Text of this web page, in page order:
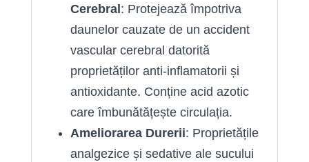
Cerebral : Protejează împotriva
daunelor cauzate de un accident
vascular cerebral datorită
proprietăților anti-inflamatorii și
antioxidante. Conține acid azotic
care îmbunătățește circulația.
Ameliorarea Durerii: Proprietățile
analgezice și sedative ale sucului